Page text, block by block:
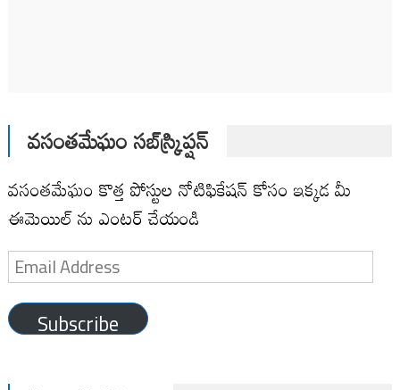
వసంతమేఘం సబ్‌స్క్రిప్షన్
వసంతమేఘం కొత్త పోస్టుల నోటిఫికేషన్ కోసం ఇక్కడ మీ
ఈమెయిల్ ను ఎంటర్ చేయండి
Email
Address
Subscribe